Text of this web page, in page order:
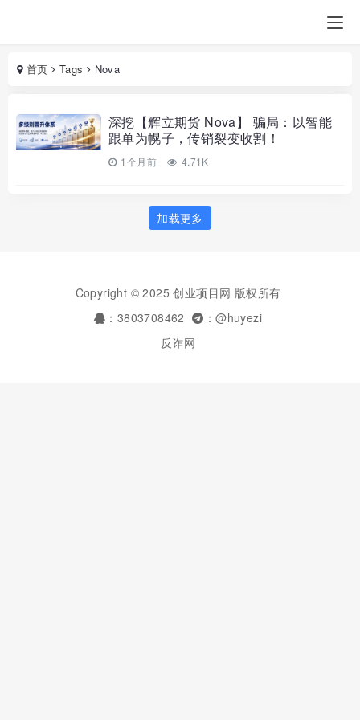
首页 Tags Nova
深挖【辉立期货 Nova】 骗局：以智能
跟单为幌子，传销裂变收割！
1个月前 4.71K
加载更多
Copyright © 2025 创业项目网 版权所有
：3803708462
：@huyezi
反诈网